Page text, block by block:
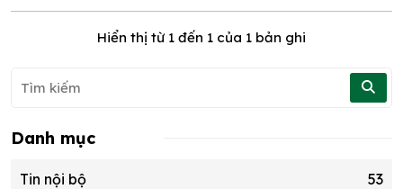
Hiển thị từ 1 đến 1 của 1 bản ghi
Danh mục
Tin nội bộ 53